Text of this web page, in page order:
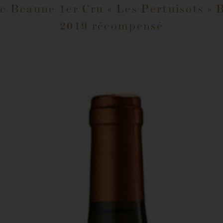
Beaune 1er Cru « Les Pertuisots »
2019 récompensé